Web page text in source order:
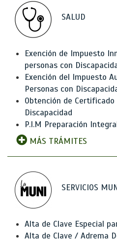
SALUD
Exención de Impuesto
personas con
Exención del Impuesto
Personas con
Obtención de Certificado
Discapacidad
P.I.M Preparación
MÁS TRÁMITES
SERVICIOS
Alta de Clave Especial
Alta de Clave / Adrema